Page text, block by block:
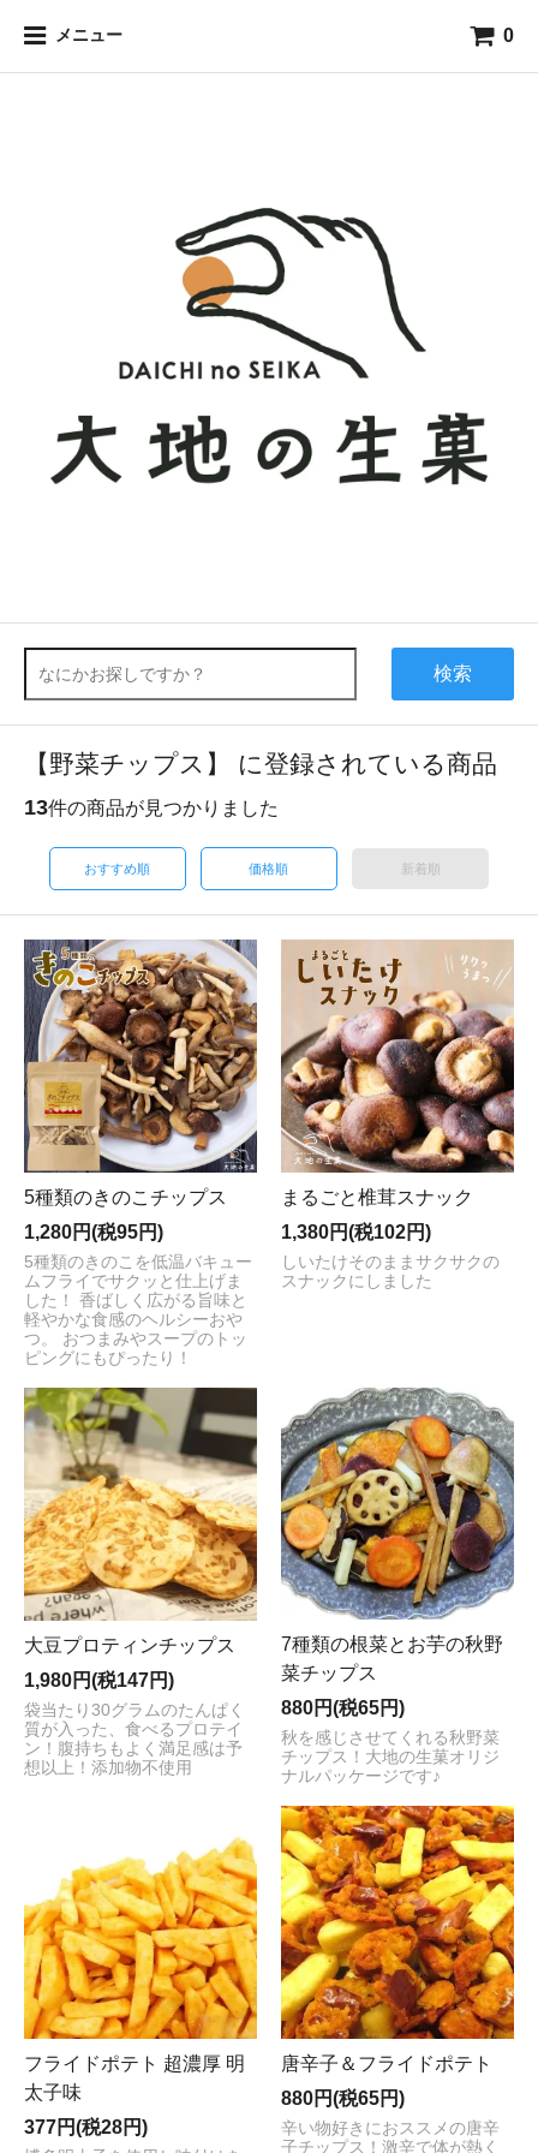
メニュー 0
検索
【野菜チップス】 に登録されている商品
13件の商品が見つかりました
おすすめ順 価格順 新着順
5種類のきのこチップス
1,280円(税95円)
5種類のきのこを低温バキュー
ムフライでサクッと仕上げま
した！ 香ばしく広がる旨味と
軽やかな食感のヘルシーおや
つ。 おつまみやスープのトッ
ピングにもぴったり！
まるごと椎茸スナック
1,380円(税102円)
しいたけそのままサクサクの
スナックにしました
大豆プロティンチップス
1,980円(税147円)
袋当たり30グラムのたんぱく
質が入った、食べるプロテイ
ン！腹持ちもよく満足感は予
想以上！添加物不使用
7種類の根菜とお芋の秋野
菜チップス
880円(税65円)
秋を感じさせてくれる秋野菜
チップス！大地の生菓オリジ
ナルパッケージです♪
フライドポテト 超濃厚 明
太子味
377円(税28円)
唐辛子＆フライドポテト
880円(税65円)
辛い物好きにおススメの唐辛
子チップス！激辛で体が熱く